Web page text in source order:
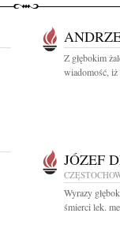
Z głębokim
wiadomość, iż
JÓZEF
Wyrazy
śmierci lek.